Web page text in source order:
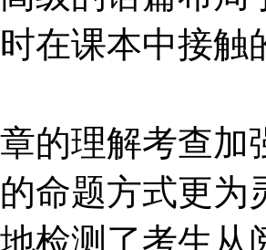
在课本中接触
章的理解考查
命题方式更
检测了考生